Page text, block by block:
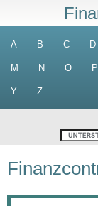
A B C D
M N O P
Y Z